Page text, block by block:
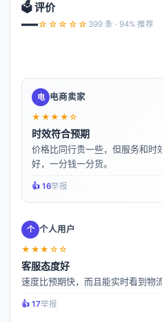
🗳️ 评价
—☆☆☆☆☆ 399 条 · 94% 推荐
电 电商卖家
★★★★☆
时效符合预期
价格比同行贵一些，但服务和时
好，一分钱一分货。
👍️ 16举报
个 个人用户
★★★☆☆
客服态度好
速度比预期快，而且能实时看到物
👍️ 17举报